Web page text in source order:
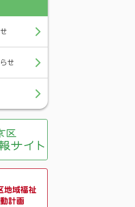
せ
地域福祉
計画